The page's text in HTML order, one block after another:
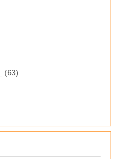
(63)